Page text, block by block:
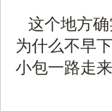
这个地方确
为什么不早
小包一路走